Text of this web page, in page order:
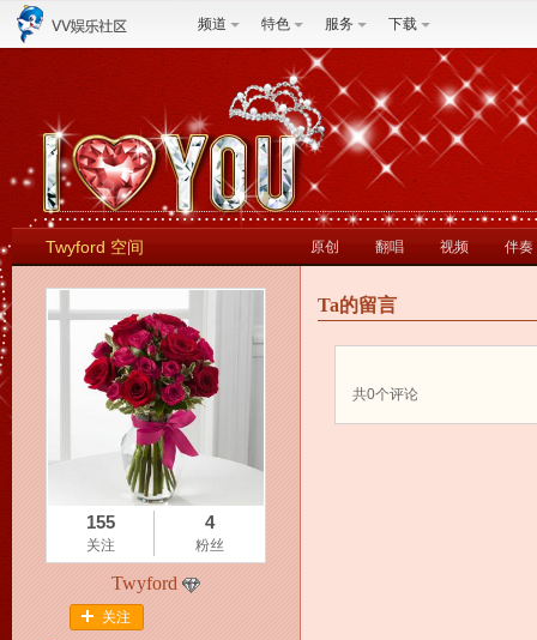
频道 特色 服务 下载
Twyford 空间 原创 翻唱 视频 伴奏
155
关注
4
粉丝
Twyford
关注
Ta的留言
共0个评论